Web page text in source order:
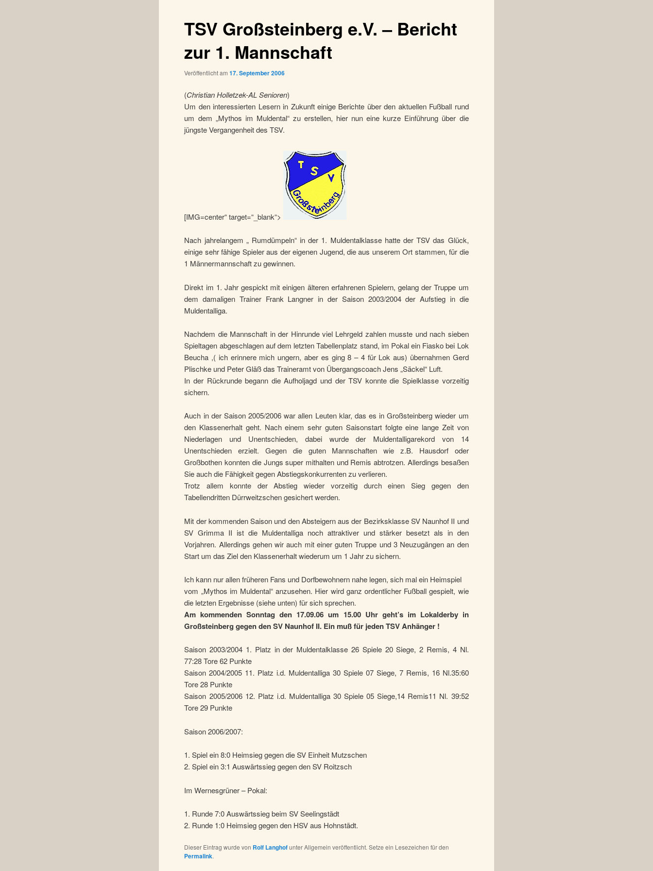
TSV Großsteinberg e.V. – Bericht
zur 1. Mannschaft
Veröffentlicht am17. September 2006
(Christian Holletzek-AL Senioren)
Um den interessierten Lesern in Zukunft einige Berichte über den aktuellen Fußball rund
um dem „Mythos im Muldental“ zu erstellen, hier nun eine kurze Einführung über die
jüngste Vergangenheit des TSV.
[IMG=center“ target=“_blank“>
Nach jahrelangem „ Rumdümpeln“ in der 1. Muldentalklasse hatte der TSV das Glück,
einige sehr fähige Spieler aus der eigenen Jugend, die aus unserem Ort stammen, für die
1 Männermannschaft zu gewinnen.
Direkt im 1. Jahr gespickt mit einigen älteren erfahrenen Spielern, gelang der Truppe um
dem damaligen Trainer Frank Langner in der Saison 2003/2004 der Aufstieg in die
Muldentalliga.
Nachdem die Mannschaft in der Hinrunde viel Lehrgeld zahlen musste und nach sieben
Spieltagen abgeschlagen auf dem letzten Tabellenplatz stand, im Pokal ein Fiasko bei Lok
Beucha ,( ich erinnere mich ungern, aber es ging 8 – 4 für Lok aus) übernahmen Gerd
Plischke und Peter Gläß das Traineramt von Übergangscoach Jens „Säckel“ Luft.
In der Rückrunde begann die Aufholjagd und der TSV konnte die Spielklasse vorzeitig
sichern.
Auch in der Saison 2005/2006 war allen Leuten klar, das es in Großsteinberg wieder um
den Klassenerhalt geht. Nach einem sehr guten Saisonstart folgte eine lange Zeit von
Niederlagen und Unentschieden, dabei wurde der Muldentalligarekord von 14
Unentschieden erzielt. Gegen die guten Mannschaften wie z.B. Hausdorf oder
Großbothen konnten die Jungs super mithalten und Remis abtrotzen. Allerdings besaßen
Sie auch die Fähigkeit gegen Abstiegskonkurrenten zu verlieren.
Trotz allem konnte der Abstieg wieder vorzeitig durch einen Sieg gegen den
Tabellendritten Dürrweitzschen gesichert werden.
Mit der kommenden Saison und den Absteigern aus der Bezirksklasse SV Naunhof II und
SV Grimma II ist die Muldentalliga noch attraktiver und stärker besetzt als in den
Vorjahren. Allerdings gehen wir auch mit einer guten Truppe und 3 Neuzugängen an den
Start um das Ziel den Klassenerhalt wiederum um 1 Jahr zu sichern.
Ich kann nur allen früheren Fans und Dorfbewohnern nahe legen, sich mal ein Heimspiel
vom „Mythos im Muldental“ anzusehen. Hier wird ganz ordentlicher Fußball gespielt, wie
die letzten Ergebnisse (siehe unten) für sich sprechen.
Am kommenden Sonntag den 17.09.06 um 15.00 Uhr geht’s im Lokalderby in
Großsteinberg gegen den SV Naunhof II. Ein muß für jeden TSV Anhänger !
Saison 2003/2004 1. Platz in der Muldentalklasse 26 Spiele 20 Siege, 2 Remis, 4 Nl.
77:28 Tore 62 Punkte
Saison 2004/2005 11. Platz i.d. Muldentalliga 30 Spiele 07 Siege, 7 Remis, 16 Nl.35:60
Tore 28 Punkte
Saison 2005/2006 12. Platz i.d. Muldentalliga 30 Spiele 05 Siege,14 Remis11 Nl. 39:52
Tore 29 Punkte
Saison 2006/2007:
1. Spiel ein 8:0 Heimsieg gegen die SV Einheit Mutzschen
2. Spiel ein 3:1 Auswärtssieg gegen den SV Roitzsch
Im Wernesgrüner – Pokal:
1. Runde 7:0 Auswärtssieg beim SV Seelingstädt
2. Runde 1:0 Heimsieg gegen den HSV aus Hohnstädt.
Dieser Eintrag wurde von Rolf Langhofunter Allgemein veröffentlicht. Setze ein Lesezeichen für den
Permalink.